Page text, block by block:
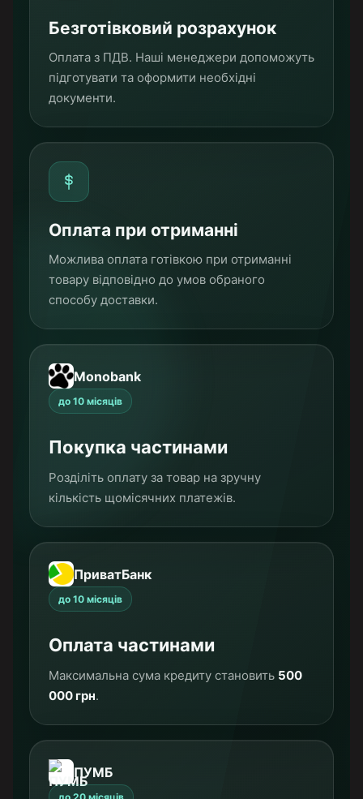
Безготівковий розрахунок
Оплата з ПДВ. Наші менеджери допоможуть
підготувати та оформити необхідні
документи.
Оплата при отриманні
Можлива оплата готівкою при отриманні
товару відповідно до умов обраного
способу доставки.
Monobank
до 10 місяців
Покупка частинами
Розділіть оплату за товар на зручну
кількість щомісячних платежів.
ПриватБанк
до 10 місяців
Оплата частинами
Максимальна сума кредиту становить 500
000 грн.
ПУМБ